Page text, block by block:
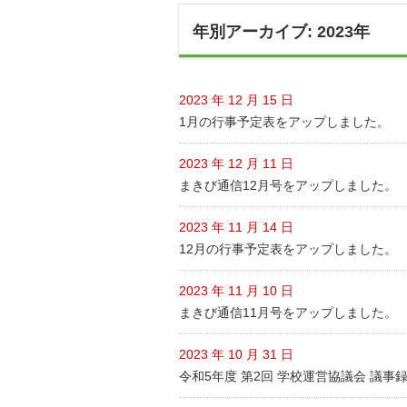
年別アーカイブ: 2023年
2023 年 12 月 15 日
1月の行事予定表をアップしました。
2023 年 12 月 11 日
まきび通信12月号をアップしました。
2023 年 11 月 14 日
12月の行事予定表をアップしました。
2023 年 11 月 10 日
まきび通信11月号をアップしました。
2023 年 10 月 31 日
令和5年度 第2回 学校運営協議会 議事